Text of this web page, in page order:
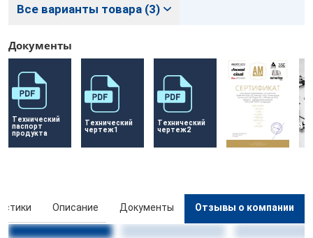
Все варианты товара (3)
Документы
Технический
паспорт
продукта
Технический
чертеж1
Технический
чертеж2
Описание Документы Отзывы о компании